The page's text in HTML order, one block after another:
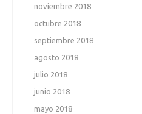
noviembre 2018
octubre 2018
septiembre 2018
agosto 2018
julio 2018
junio 2018
mayo 2018